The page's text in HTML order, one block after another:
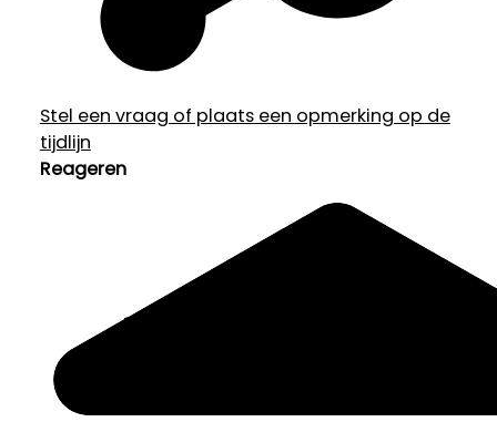
Stel een vraag of plaats een opmerking op de
tijdlijn
Reageren